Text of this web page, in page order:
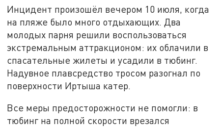
Инцидент произошёл вечером 10 июля, когда
на пляже было много отдыхающих. Два
молодых парня решили воспользоваться
экстремальным аттракционом: их облачили в
спасательные жилеты и усадили в тюбинг.
Надувное плавсредство тросом разогнал по
поверхности Иртыша катер.
Все меры предосторожности не помогли: в
тюбинг на полной скорости врезался